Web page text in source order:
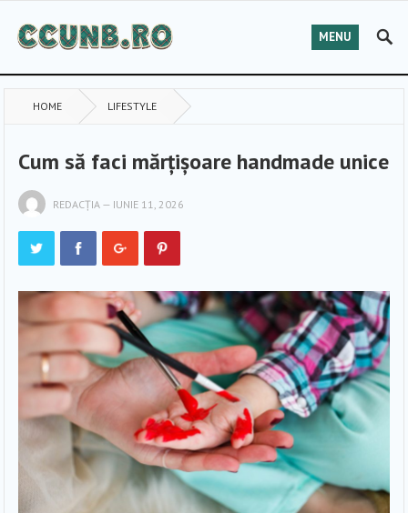
MENU
HOME LIFESTYLE
Cum să faci mărțișoare handmade unice
REDACȚIA — IUNIE 11, 2026